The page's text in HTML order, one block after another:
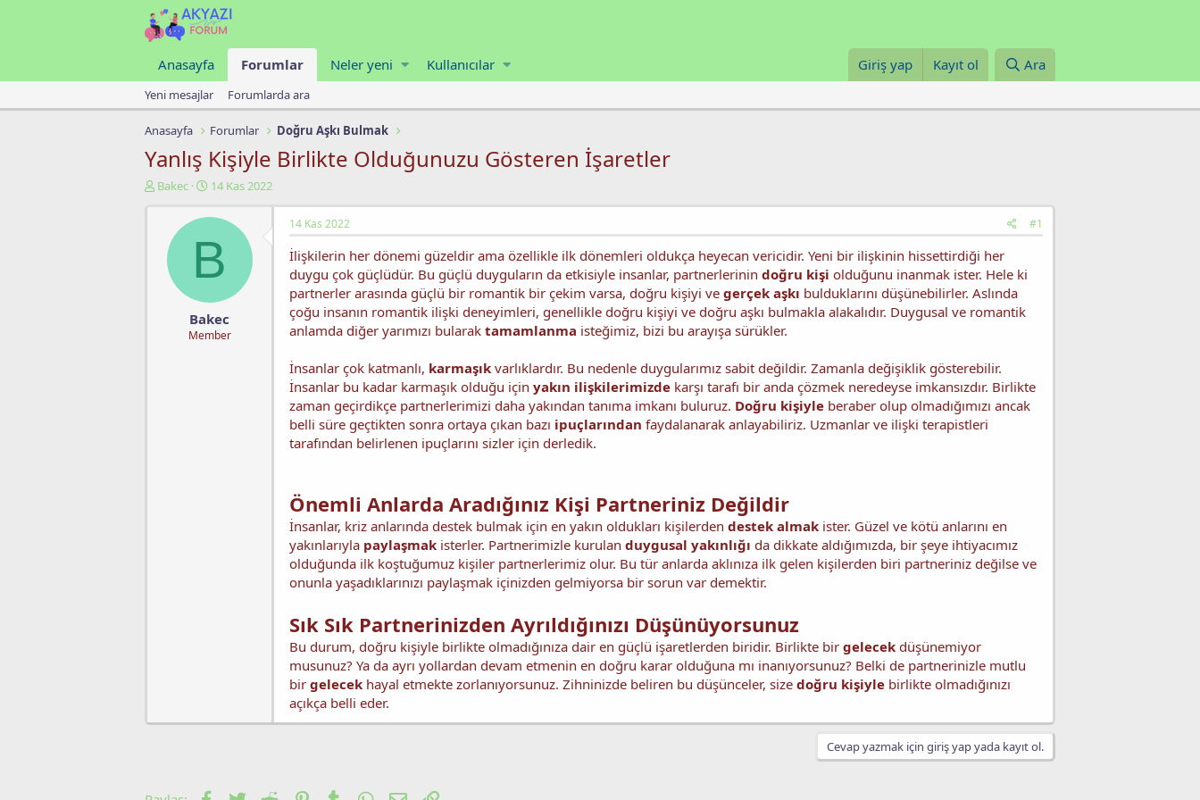
Anasayfa Forumlar Neler yeni Kullanıcılar Giriş yap Kayıt ol Ara
Yeni mesajlar Forumlarda ara
Anasayfa Forumlar Doğru Aşkı Bulmak
Yanlış Kişiyle Birlikte Olduğunuzu Gösteren İşaretler
K
Bakec
B
ş
a
n
g
t
14 Kas 2022
B
Bakec
Member
14 Kas 2022 #1
İlişkilerin her dönemi güzeldir ama özellikle ilk dönemleri oldukça heyecan vericidir. Yeni bir ilişkinin hissettirdiği her
duygu çok güçlüdür. Bu güçlü duyguların da etkisiyle insanlar, partnerlerinin doğru kişi olduğunu inanmak ister. Hele ki
partnerler arasında güçlü bir romantik bir çekim varsa, doğru kişiyi ve gerçek aşkı bulduklarını düşünebilirler. Aslında
çoğu insanın romantik ilişki deneyimleri, genellikle doğru kişiyi ve doğru aşkı bulmakla alakalıdır. Duygusal ve romantik
anlamda diğer yarımızı bularak tamamlanma isteğimiz, bizi bu arayışa sürükler.
İnsanlar çok katmanlı, karmaşıkvarlıklardır. Bu nedenle duygularımız sabit değildir. Zamanla değişiklik gösterebilir.
İnsanlar bu kadar karmaşık olduğu için yakın ilişkilerimizdekarşı tarafı bir anda çözmek neredeyse imkansızdır. Birlikte
zaman geçirdikçe partnerlerimizi daha yakından tanıma imkanı buluruz. Doğru kişiyleberaber olup olmadığımızı ancak
belli süre geçtikten sonra ortaya çıkan bazı ipuçlarından faydalanarak anlayabiliriz. Uzmanlar ve ilişki terapistleri
tarafından belirlenen ipuçlarını sizler için derledik.
Önemli Anlarda Aradığınız Kişi Partneriniz Değildir
İnsanlar, kriz anlarında destek bulmak için en yakın oldukları kişilerden destek almakister. Güzel ve kötü anlarını en
yakınlarıyla paylaşmakisterler. Partnerimizle kurulan duygusal yakınlığı da dikkate aldığımızda, bir şeye ihtiyacımız
olduğunda ilk koştuğumuz kişiler partnerlerimiz olur. Bu tür anlarda aklınıza ilk gelen kişilerden biri partneriniz değilse ve
onunla yaşadıklarınızı paylaşmak içinizden gelmiyorsa bir sorun var demektir.
Sık Sık Partnerinizden Ayrıldığınızı Düşünüyorsunuz
Bu durum, doğru kişiyle birlikte olmadığınıza dair en güçlü işaretlerden biridir. Birlikte bir gelecekdüşünemiyor
musunuz? Ya da ayrı yollardan devam etmenin en doğru karar olduğuna mı inanıyorsunuz? Belki de partnerinizle mutlu
bir gelecekhayal etmekte zorlanıyorsunuz. Zihninizde beliren bu düşünceler, size doğru kişiylebirlikte olmadığınızı
açıkça belli eder.
Cevap yazmak için giriş yap yada kayıt ol.